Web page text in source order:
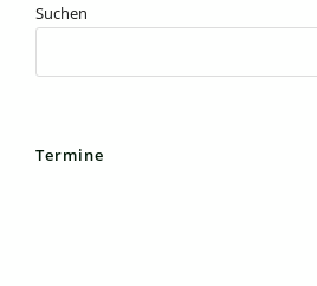
Suchen
Termine